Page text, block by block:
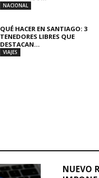
NACIONAL
QUÉ HACER EN SANTIAGO: 3
TENEDORES LIBRES QUE
DESTACAN...
VIAJES
NUEVO